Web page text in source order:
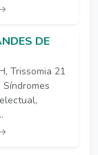
DE
Trissomia 21